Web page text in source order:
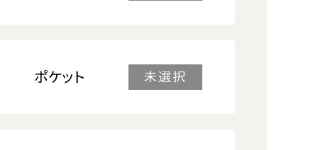
ポケット 未選択